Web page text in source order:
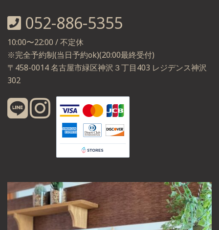
052-886-5355
10:00〜22:00 / 不定休
※完全予約制(当日予約ok)(20:00最終受付)
〒458-0014 名古屋市緑区神沢３丁目403 レジデンス神沢
302